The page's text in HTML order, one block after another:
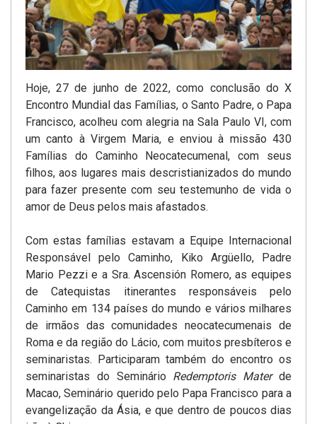
Hoje, 27 de junho de 2022, como conclusão do X
Encontro Mundial das Famílias, o Santo Padre, o Papa
Francisco, acolheu com alegria na Sala Paulo VI, com
um canto à Virgem Maria, e enviou à missão 430
Famílias do Caminho Neocatecumenal, com seus
filhos, aos lugares mais descristianizados do mundo
para fazer presente com seu testemunho de vida o
amor de Deus pelos mais afastados.
Com estas famílias estavam a Equipe Internacional
Responsável pelo Caminho, Kiko Argüello, Padre
Mario Pezzi e a Sra. Ascensión Romero, as equipes
de Catequistas itinerantes responsáveis pelo
Caminho em 134 países do mundo e vários milhares
de irmãos das comunidades neocatecumenais de
Roma e da região do Lácio, com muitos presbíteros e
seminaristas. Participaram também do encontro os
seminaristas do Seminário Redemptoris Materde
Macao, Seminário querido pelo Papa Francisco para a
evangelização da Ásia, e que dentro de poucos dias